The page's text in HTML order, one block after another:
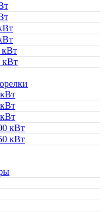
кВт
кВт
кВт
кВт